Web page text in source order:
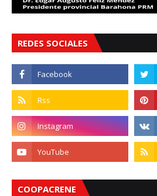
REDES SOCIALES
COOPACRENE